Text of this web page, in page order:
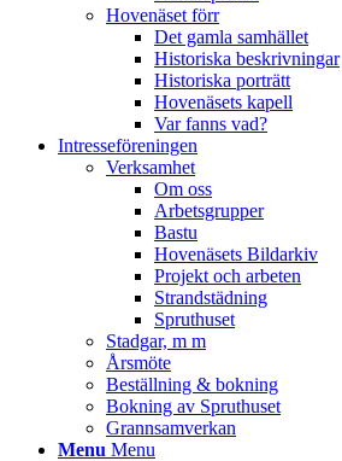
Hovenäset förr
Det gamla samhället
Historiska beskrivningar
Historiska porträtt
Hovenäsets kapell
Var fanns vad?
Intresseföreningen
Verksamhet
Om oss
Arbetsgrupper
Bastu
Hovenäsets Bildarkiv
Projekt och arbeten
Strandstädning
Spruthuset
Stadgar, m m
Årsmöte
Beställning & bokning
Bokning av Spruthuset
Grannsamverkan
Menu Menu